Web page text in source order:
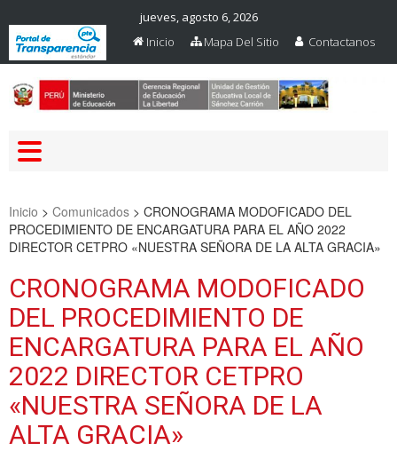
jueves, agosto 6, 2026
Inicio
Mapa Del Sitio Contactanos
Inicio > Comunicados > CRONOGRAMA MODOFICADO DEL
PROCEDIMIENTO DE ENCARGATURA PARA EL AÑO 2022
DIRECTOR CETPRO «NUESTRA SEÑORA DE LA ALTA GRACIA»
CRONOGRAMA MODOFICADO
DEL PROCEDIMIENTO DE
ENCARGATURA PARA EL AÑO
2022 DIRECTOR CETPRO
«NUESTRA SEÑORA DE LA
ALTA GRACIA»